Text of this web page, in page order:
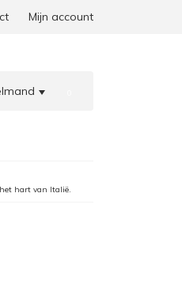
Mijn account
hart van Italië.